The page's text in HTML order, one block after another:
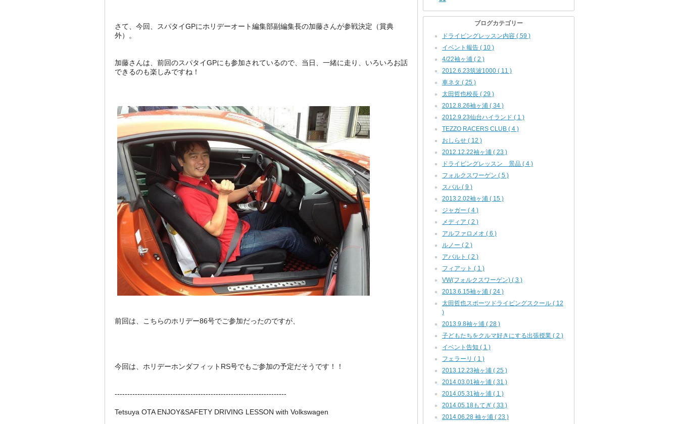
さて、今回、スパタイGPにホリデーオート編集部副編集長の加藤さんが参戦決定（賞典
外）。
加藤さんは、前回のスパタイGPにも参加されているので、当日、一緒に走り、いろいろお話
できるのも楽しみですね！
前回は、こちらのホリデー86号でご参加だったのですが、
今回は、ホリデーホンダフィットRS号でもご参加の予定だそうです！！
--------------------------------------------------------------------
Tetsuya OTA ENJOY&SAFETY DRIVING LESSON with Volkswagen
ブログカテゴリー
ドライビングレッスン内容 ( 59 )
イベント報告 ( 10 )
4/22袖ヶ浦 ( 2 )
2012.6.23筑波1000 ( 11 )
車ネタ ( 25 )
太田哲也校長 ( 29 )
2012.8.26袖ヶ浦 ( 34 )
2012.9.23仙台ハイランド ( 1 )
TEZZO RACERS CLUB ( 4 )
おしらせ ( 12 )
2012.12.22袖ヶ浦 ( 23 )
ドライビングレッスン 景品 ( 4 )
フォルクスワーゲン ( 5 )
スバル ( 9 )
2013.2.02袖ヶ浦 ( 15 )
ジャガー ( 4 )
メディア ( 2 )
アルファロメオ ( 6 )
ルノー ( 2 )
アバルト ( 2 )
フィアット ( 1 )
VW(フォルクスワーゲン) ( 3 )
2013.6.15袖ヶ浦 ( 24 )
太田哲也スポーツドライビングスクール ( 12
)
2013.9.8袖ヶ浦 ( 28 )
子どもたちをクルマ好きにする出張授業 ( 2 )
イベント告知 ( 1 )
フェラーリ ( 1 )
2013.12.23袖ヶ浦 ( 25 )
2014.03.01袖ヶ浦 ( 31 )
2014.05.31袖ヶ浦 ( 1 )
2014.05.18もてぎ ( 33 )
2014.06.28 袖ヶ浦 ( 23 )